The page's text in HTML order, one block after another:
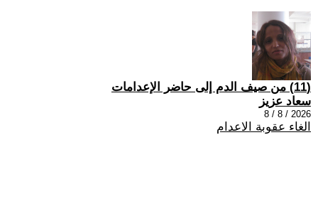
(11) من صيف الدم إلى حاضر الإعدامات
سعاد عزيز
2026 / 8 / 8
الغاء عقوبة الاعدام